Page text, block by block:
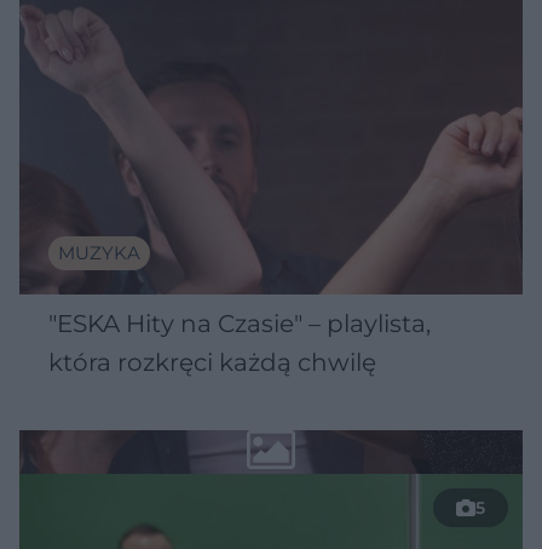
MUZYKA
"ESKA Hity na Czasie" – playlista,
która rozkręci każdą chwilę
5